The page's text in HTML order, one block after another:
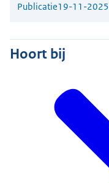
Publicatie19-11-2025
Hoort bij